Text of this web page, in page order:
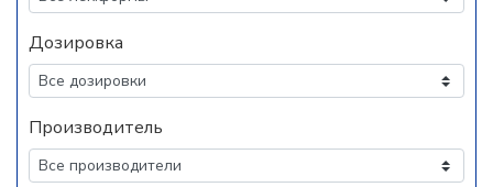
Дозировка
Производитель